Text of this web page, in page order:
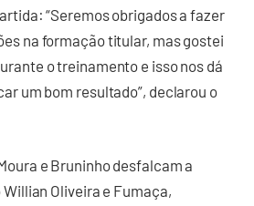
“Seremos obrigados a fazer
na formação titular, mas gostei
o treinamento e isso nos dá
um bom resultado”, declarou o
e Bruninho desfalcam a
Oliveira e Fumaça,